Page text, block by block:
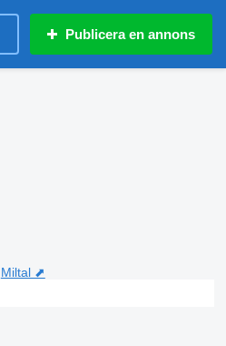
Publicera en annons
Miltal ⬈